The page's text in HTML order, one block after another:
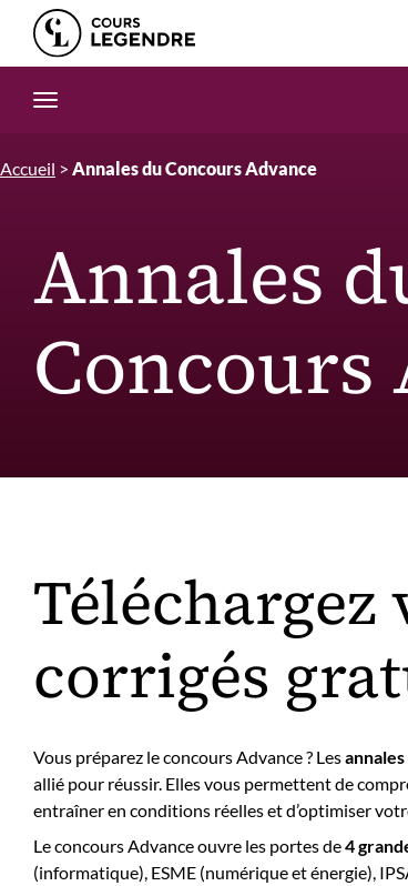
Edition.CL (Groupe Cours Legendre)
Ouvrir la navigation
Accueil > Annales du Concours Advance
Annales
Concours
Téléchargez
corrigés
Vous préparez le concours Advance ? Les
allié pour réussir. Elles vous permettent de
entraîner en conditions réelles et d’optimiser
Le concours Advance ouvre les portes de4
(informatique), ESME (numérique et énergie),